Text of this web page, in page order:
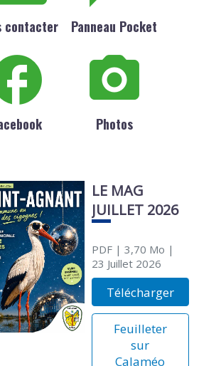
contacter Panneau Pocket
Photos
LE MAG
JUILLET 2026
PDF| 3,70 Mo |
23 Juillet 2026
Télécharger
Feuilleter
sur
Calaméo